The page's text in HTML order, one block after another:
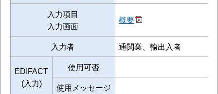
入力項目
入力画面
概要
入力者 通関業、輸出入者
EDIFACT
(入力)
使用可否
使用メッセージ